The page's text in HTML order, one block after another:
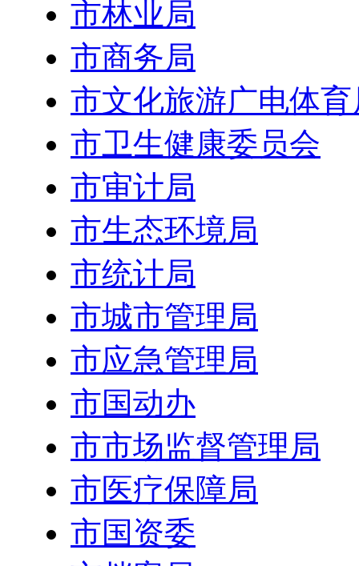
市林业局
市商务局
市文化旅游广电体育
市卫生健康委员会
市审计局
市生态环境局
市统计局
市城市管理局
市应急管理局
市国动办
市市场监督管理局
市医疗保障局
市国资委